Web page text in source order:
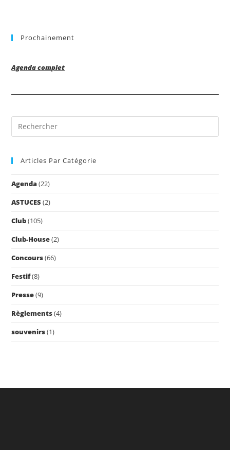
Prochainement
Agenda complet
Articles Par Catégorie
Agenda(22)
ASTUCES (2)
Club(105)
Club-House(2)
Concours(66)
Festif(8)
Presse(9)
Règlements(4)
souvenirs(1)